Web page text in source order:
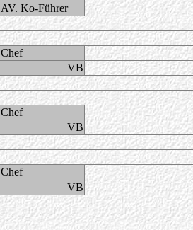
AV. Ko-Führer
Chef
VB
Chef
VB
Chef
VB